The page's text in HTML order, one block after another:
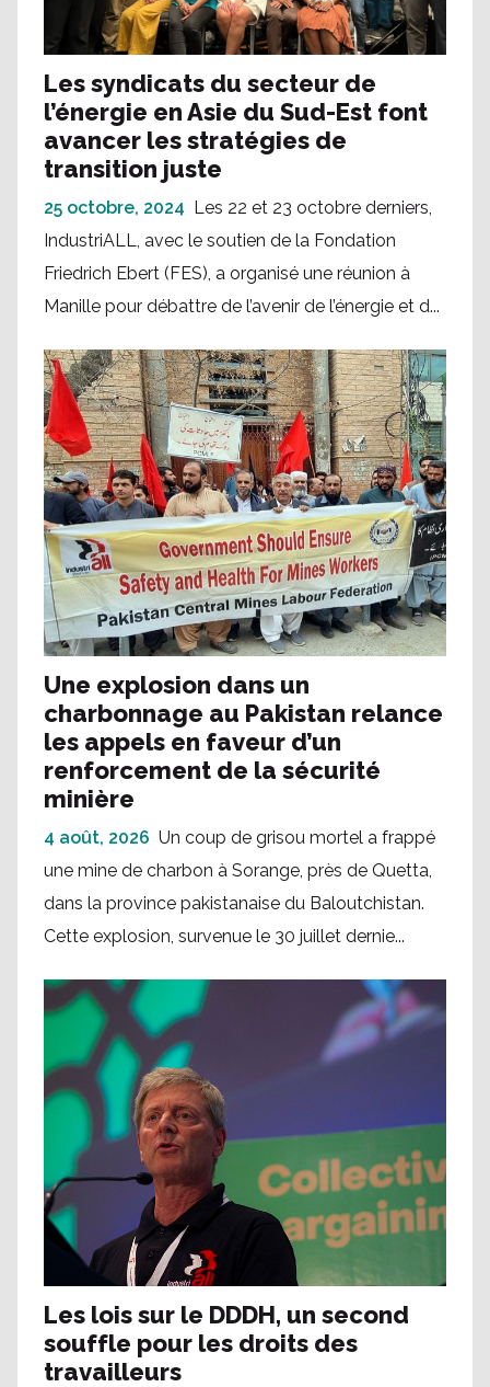
Les syndicats du secteur de
l’énergie en Asie du Sud-Est font
avancer les stratégies de
transition juste
25 octobre, 2024 Les 22 et 23 octobre derniers,
IndustriALL, avec le soutien de la Fondation
Friedrich Ebert (FES), a organisé une réunion à
Manille pour débattre de l’avenir de l’énergie et d...
Une explosion dans un
charbonnage au Pakistan relance
les appels en faveur d’un
renforcement de la sécurité
minière
4 août, 2026 Un coup de grisou mortel a frappé
une mine de charbon à Sorange, près de Quetta,
dans la province pakistanaise du Baloutchistan.
Cette explosion, survenue le 30 juillet dernie...
Les lois sur le DDDH, un second
souffle pour les droits des
travailleurs